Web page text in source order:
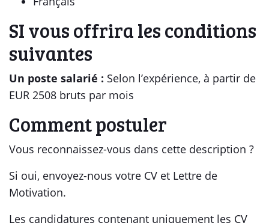
SI vous offrira les conditions
suivantes
Un poste salarié : Selon l’expérience, à partir de
EUR 2508 bruts par mois
Comment postuler
Vous reconnaissez-vous dans cette description ?
Si oui, envoyez-nous votre CV et Lettre de
Motivation.
Les candidatures contenant uniquement les CV